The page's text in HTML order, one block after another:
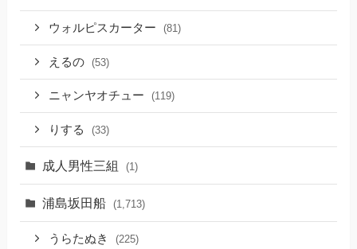
ウォルピスカーター (81)
えるの (53)
ニャンヤオチュー (119)
りする (33)
成人男性三組 (1)
浦島坂田船 (1,713)
うらたぬき (225)